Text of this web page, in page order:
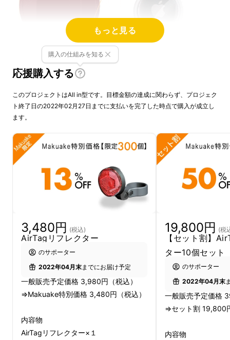
※ AirTagリフレクターには、AirTagは付属して
おりません。
機能の詳細などはAppleのホームページをご確
認ください。
もっと見る
応援購入する
購入の仕組みを知る
このプロジェクトはAll in型です。目標金額の達成に関わらず、プロジェク
ト終了日の2022年02月27日までに支払いを完了した時点で購入が成立し
ます。
3,480円 (税込)
AirTagリフレクター
のサポーター
2022年04月末までにお届け予定
一般販売予定価格 3,980円（税込）
⇒Makuake特別価格 3,480円（税込）
内容物
AirTagリフレクター×１
19,800円 (税
【セット割】
ター10個セット
のサポーター
2022年04月末
一般販売予定価格
⇒セット割 19,800
内容物